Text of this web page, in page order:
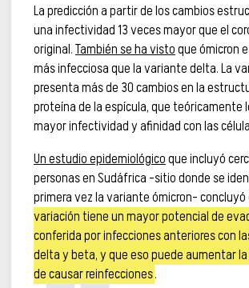
La predicción a partir de los cambios
una infectividad 13 veces mayor que el
original.También se ha vistoque ómicron
más infecciosa que la variante delta. La
presenta más de 30 cambios en la
proteína de la espícula, que teóricamente
mayor infectividad y afinidad con las
Un estudio epidemiológicoque incluyó
personas en Sudáfrica –sitio donde se
primera vez la variante ómicron– concluyó
variación tiene un mayor potencial de
conferida por infecciones anteriores con
delta y beta, y que eso puede aumentar
de causar reinfecciones.